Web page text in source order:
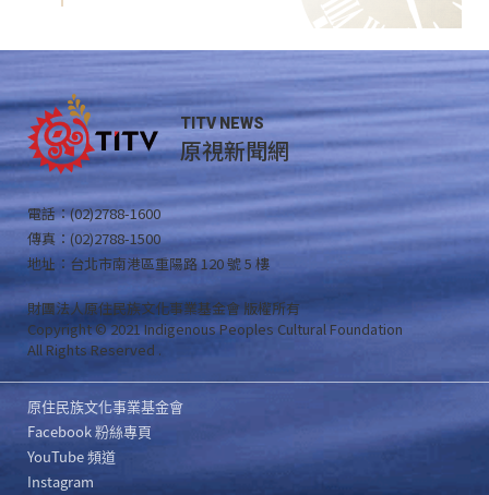
TITV NEWS
原視新聞網
電話：(02)2788-1600
傳真：(02)2788-1500
地址：台北市南港區重陽路 120 號 5 樓
財團法人原住民族文化事業基金會 版權所有
Copyright © 2021 Indigenous Peoples Cultural Foundation
All Rights Reserved .
原住民族文化事業基金會
Facebook 粉絲專頁
YouTube 頻道
Instagram